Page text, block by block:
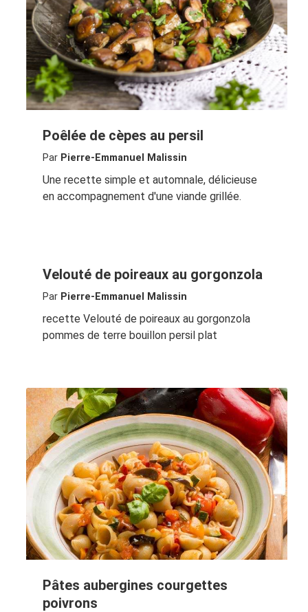
Poêlée de cèpes au persil
Par Pierre-Emmanuel Malissin
Une recette simple et automnale, délicieuse
en accompagnement d'une viande grillée.
Velouté de poireaux au gorgonzola
Par Pierre-Emmanuel Malissin
recette Velouté de poireaux au gorgonzola
pommes de terre bouillon persil plat
Pâtes aubergines courgettes
poivrons